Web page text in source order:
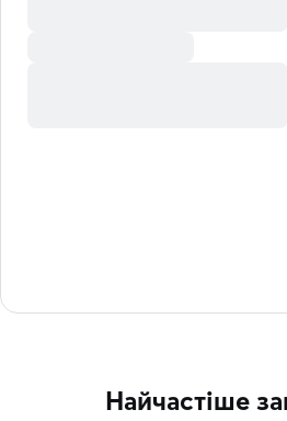
Найчастіше